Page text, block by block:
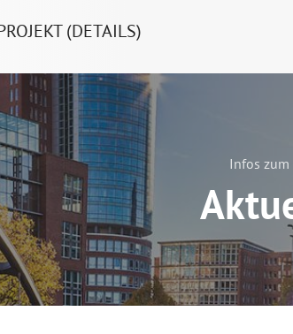
(DETAILS)
Infos zum